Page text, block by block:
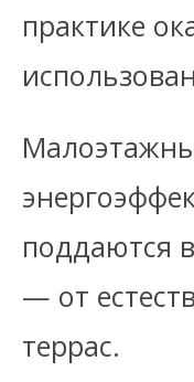
практике
поддаются
— от
террас.